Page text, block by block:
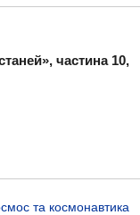
частина 10,
та космонавтика